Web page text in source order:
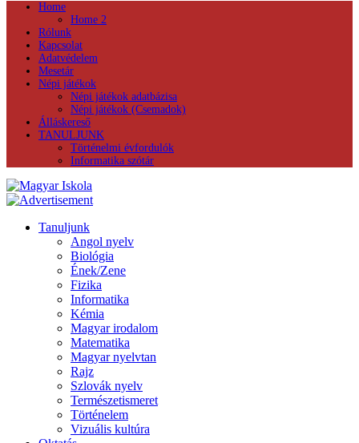
Home
Home 2
Rólunk
Kapcsolat
Adatvédelem
Mesetár
Népi játékok
Népi játékok adatbázisa
Népi játékok (Csemadok)
Álláskereső
TANULJUNK
Történelmi évfordulók
Informatika szótár
Tanuljunk
Angol nyelv
Biológia
Ének/Zene
Fizika
Informatika
Kémia
Magyar irodalom
Matematika
Magyar nyelvtan
Rajz
Szlovák nyelv
Természetismeret
Történelem
Vizuális kultúra